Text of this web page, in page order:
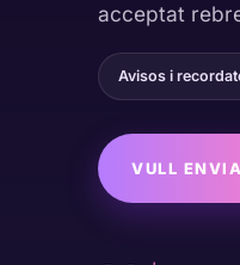
acceptat
Avisos i
VULL